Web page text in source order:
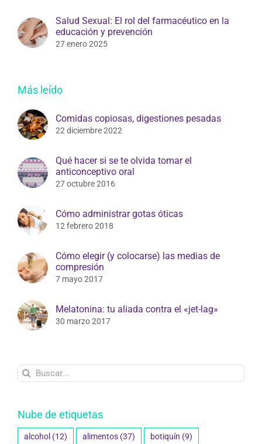
Salud Sexual: El rol del farmacéutico en la
educación y prevención
27 enero 2025
Más leído
Comidas copiosas, digestiones pesadas
22 diciembre 2022
Qué hacer si se te olvida tomar el
anticonceptivo oral
27 octubre 2016
Cómo administrar gotas óticas
12 febrero 2018
Cómo elegir (y colocarse) las medias de
compresión
7 mayo 2017
Melatonina: tu aliada contra el «jet-lag»
30 marzo 2017
Buscar:
Nube de etiquetas
alcohol (12) alimentos (37) botiquín (9)